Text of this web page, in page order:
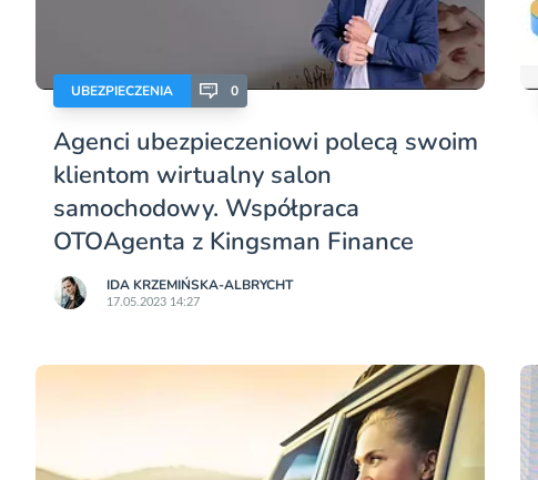
UBEZPIECZENIA 0
Agenci ubezpieczeniowi polecą swoim
klientom wirtualny salon
samochodowy. Współpraca
OTOAgenta z Kingsman Finance
IDA KRZEMIŃSKA-ALBRYCHT
17.05.2023 14:27